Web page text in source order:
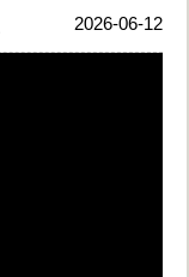
2026-06-12